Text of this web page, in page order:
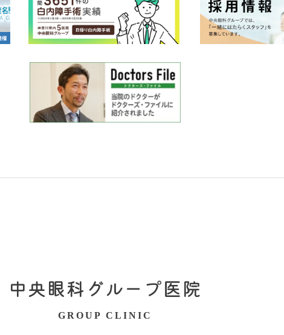
中央眼科グループ医院
GROUP CLINIC